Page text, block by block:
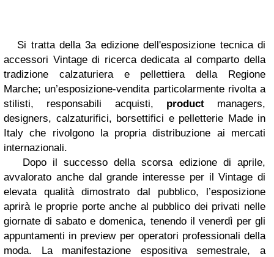
Si tratta della 3a edizione dell'esposizione tecnica di
accessori Vintage di ricerca dedicata al comparto della
tradizione calzaturiera e pellettiera della Regione
Marche; un’esposizione-vendita particolarmente rivolta a
stilisti, responsabili acquisti, productmanagers,
designers, calzaturifici, borsettifici e pelletterie Made in
Italy che rivolgono la propria distribuzione ai mercati
internazionali.
Dopo il successo della scorsa edizione di aprile,
avvalorato anche dal grande interesse per il Vintage di
elevata qualità dimostrato dal pubblico, l’esposizione
aprirà le proprie porte anche al pubblico dei privati nelle
giornate di sabato e domenica, tenendo il venerdì per gli
appuntamenti in preview per operatori professionali della
moda. La manifestazione espositiva semestrale, a